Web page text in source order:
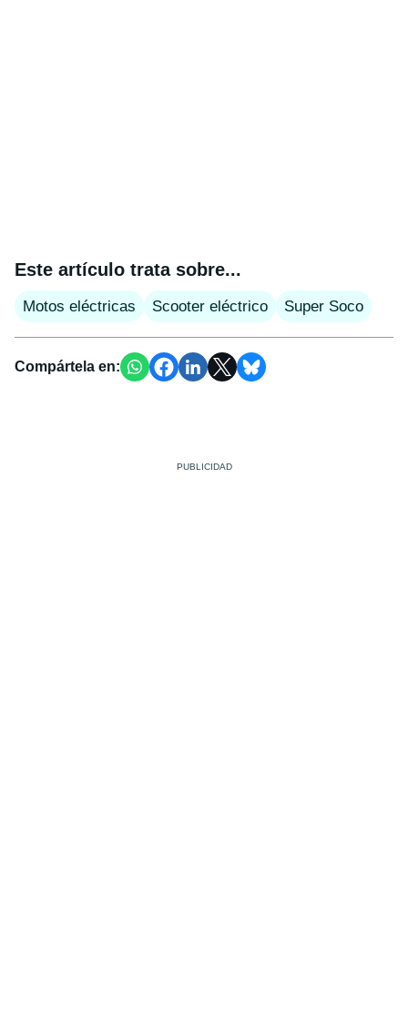
Este artículo trata sobre...
Motos eléctricas Scooter eléctrico Super Soco
Compártela en: